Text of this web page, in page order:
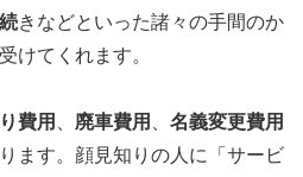
きなどといった諸々の手間のか
けてくれます。
費用 、 廃車費用 、 名義変更費用
ます。顔見知りの人に「サービ